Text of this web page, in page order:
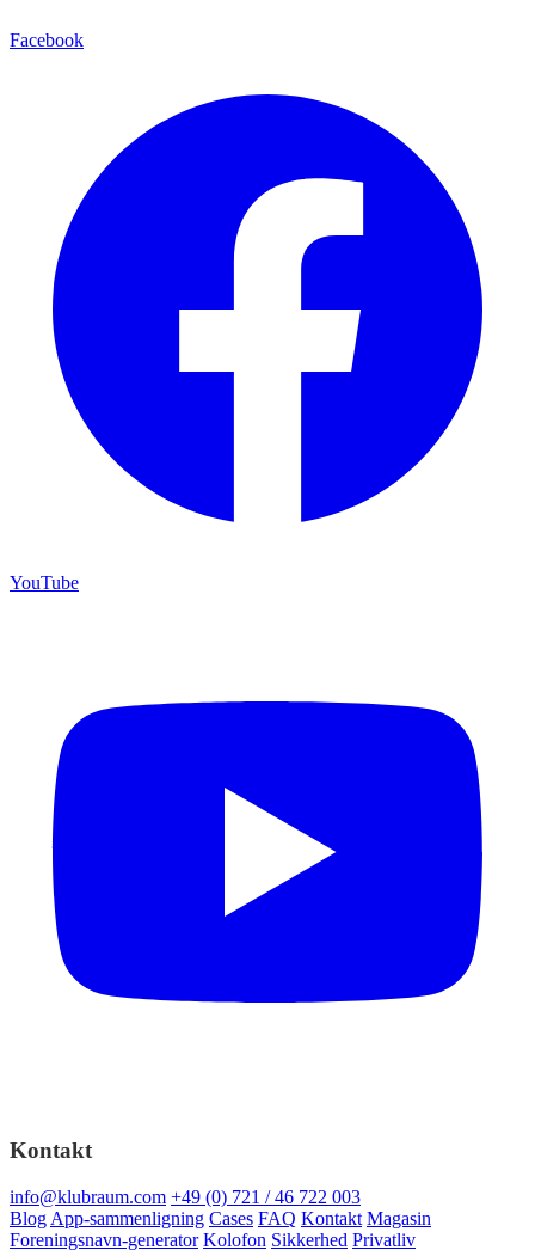
Facebook
YouTube
Kontakt
info@klubraum.com +49 (0) 721 / 46 722 003
Blog App-sammenligning Cases FAQ Kontakt Magasin
Foreningsnavn-generator Kolofon Sikkerhed Privatliv